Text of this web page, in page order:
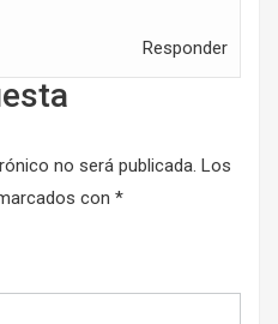
Responder
no será publicada. Los
con *